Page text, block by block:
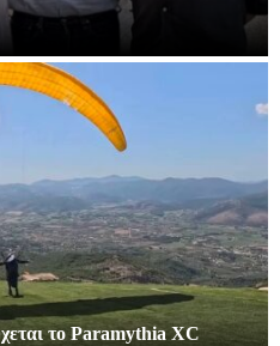
το Paramythia XC